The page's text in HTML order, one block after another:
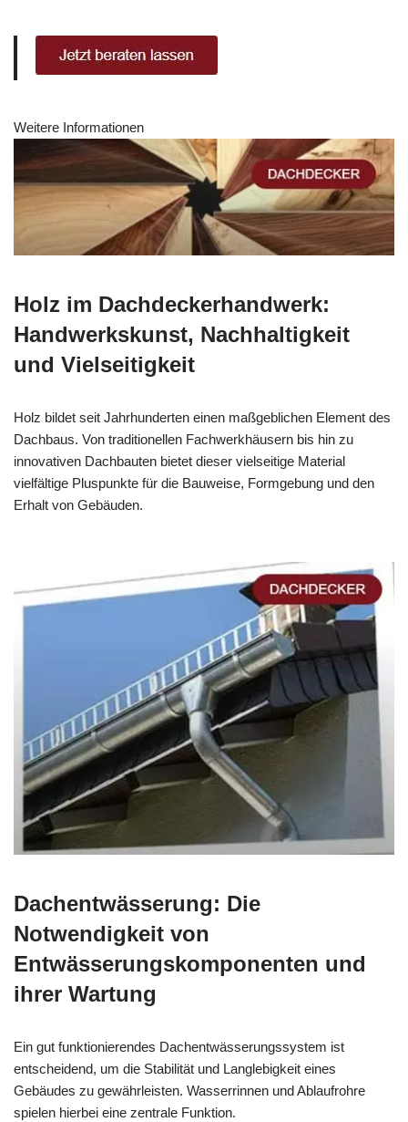
Weitere Informationen
Holz im Dachdeckerhandwerk:
Handwerkskunst, Nachhaltigkeit
und Vielseitigkeit
Holz bildet seit Jahrhunderten einen maßgeblichen Element des
Dachbaus. Von traditionellen Fachwerkhäusern bis hin zu
innovativen Dachbauten bietet dieser vielseitige Material
vielfältige Pluspunkte für die Bauweise, Formgebung und den
Erhalt von Gebäuden.
Dachentwässerung: Die
Notwendigkeit von
Entwässerungskomponenten und
ihrer Wartung
Ein gut funktionierendes Dachentwässerungssystem ist
entscheidend, um die Stabilität und Langlebigkeit eines
Gebäudes zu gewährleisten. Wasserrinnen und Ablaufrohre
spielen hierbei eine zentrale Funktion.